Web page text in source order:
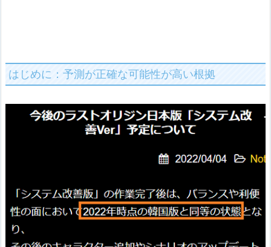
はじめに：予測が正確な可能性が高い根拠